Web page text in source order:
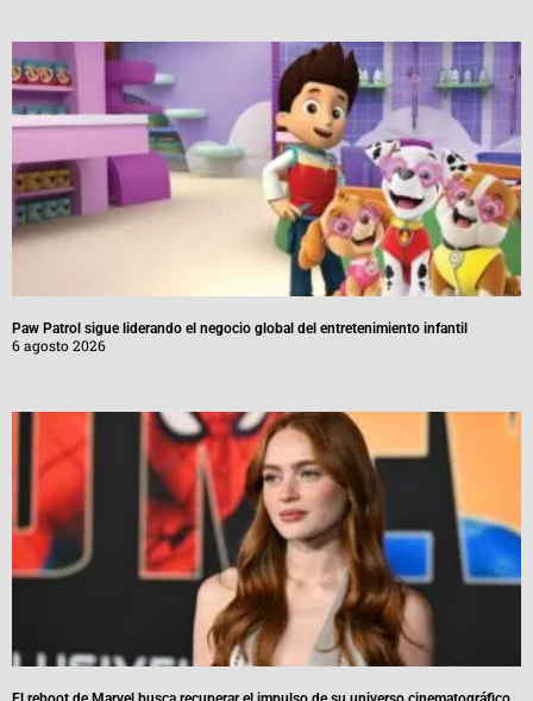
Paw Patrol sigue liderando el negocio global del entretenimiento infantil
6 agosto 2026